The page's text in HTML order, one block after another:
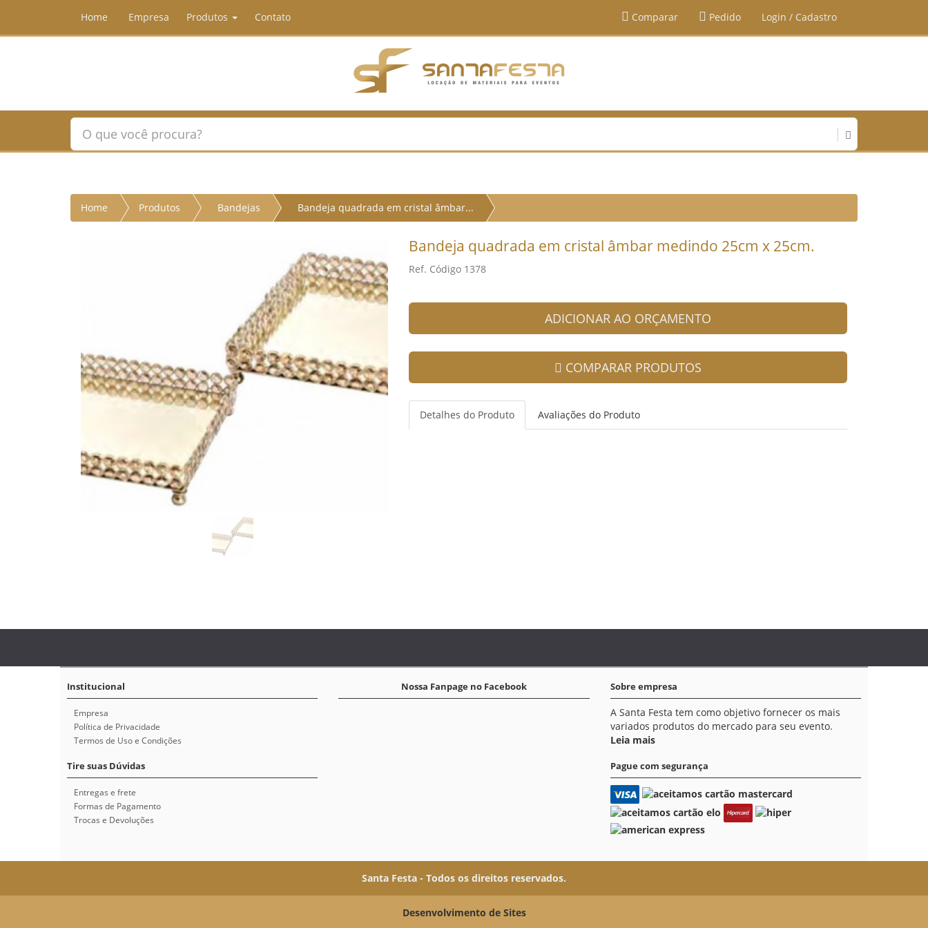
Home Empresa Produtos Contato Comparar Pedido Login / Cadastro
Home Produtos Bandejas Bandeja quadrada em cristal âmbar...
Bandeja quadrada em cristal âmbar medindo 25cm x 25cm.
Ref. Código 1378
ADICIONAR AO ORÇAMENTO
COMPARAR PRODUTOS
Detalhes do Produto Avaliações do Produto
Institucional
Empresa
Política de Privacidade
Termos de Uso e Condições
Tire suas Dúvidas
Entregas e frete
Formas de Pagamento
Trocas e Devoluções
Nossa Fanpage no Facebook Sobre empresa
A Santa Festa tem como objetivo fornecer os mais
variados produtos do mercado para seu evento.
Leia mais
Pague com segurança
Santa Festa - Todos os direitos reservados.
Desenvolvimento de Sites